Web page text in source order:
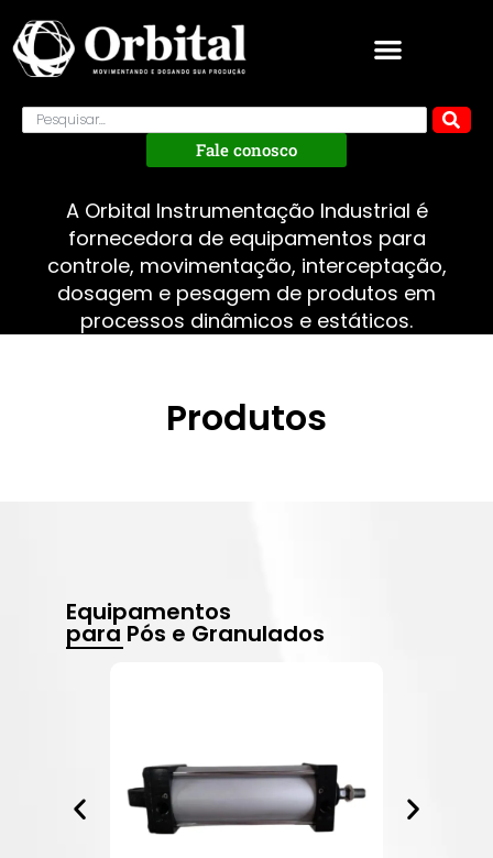
Fale conosco
A Orbital Instrumentação Industrial é
fornecedora de equipamentos para
controle, movimentação, interceptação,
dosagem e pesagem de produtos em
processos dinâmicos e estáticos.
Produtos
Equipamentos
para Pós e Granulados